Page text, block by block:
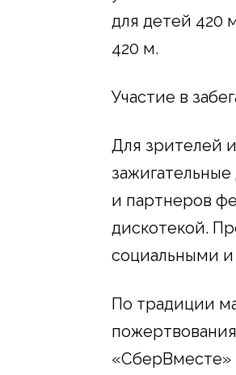
для детей 420
420 м.
Участие в
Для зрителей
и партнеров
дискотекой.
социальными
По традиции
«СберВместе»